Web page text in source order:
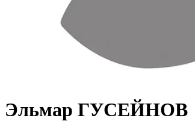
Эльмар ГУСЕЙНОВ